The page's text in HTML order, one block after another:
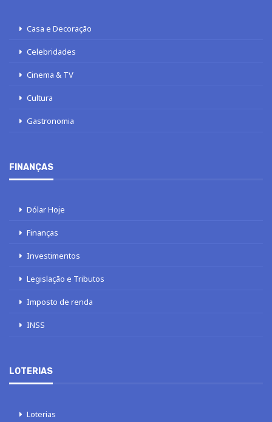
Casa e Decoração
Celebridades
Cinema & TV
Cultura
Gastronomia
FINANÇAS
Dólar Hoje
Finanças
Investimentos
Legislação e Tributos
Imposto de renda
INSS
LOTERIAS
Loterias